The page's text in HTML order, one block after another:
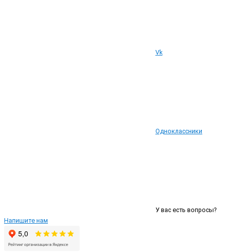
Vk
Одноклассники
У вас есть вопросы?
Напишите нам